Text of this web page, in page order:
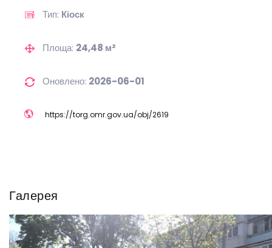
Тип: Кіоск
Площа: 24,48 м²
Оновлено: 2026-06-01
https://torg.omr.gov.ua/obj/2619
Галерея